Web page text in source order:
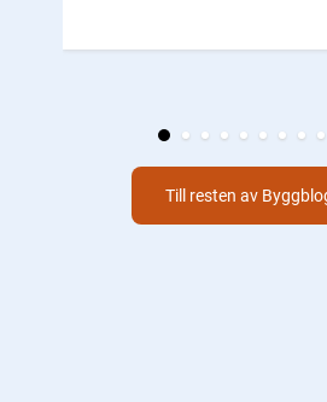
Till resten av